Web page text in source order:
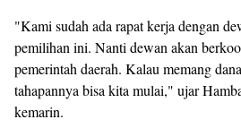
"Kami sudah ada rapat kerja dengan
pemilihan ini. Nanti dewan akan
pemerintah daerah. Kalau memang
tahapannya bisa kita mulai," ujar
kemarin.